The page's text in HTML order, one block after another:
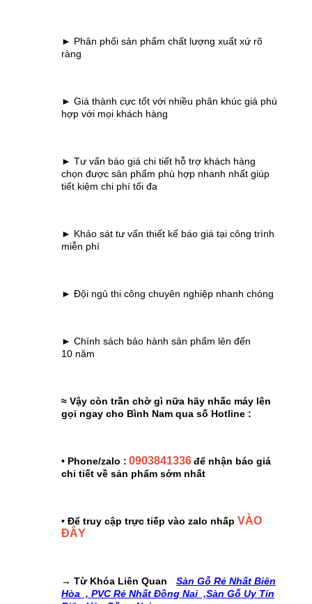
► Phân phối sản phẩm chất lượng xuất xứ rõ
ràng
► Giá thành cực tốt với nhiều phân khúc giá phù
hợp với mọi khách hàng
► Tư vấn báo giá chi tiết hỗ trợ khách hàng
chọn được sản phẩm phù hợp nhanh nhất giúp
tiết kiệm chi phí tối đa
► Khảo sát tư vấn thiết kế báo giá tại công trình
miễn phí
► Đội ngủ thi công chuyên nghiệp nhanh chóng
► Chính sách bảo hành sản phẩm lên đến
10 năm
≈ Vậy còn trần chờ gì nữa hãy nhấc máy lên
gọi ngay cho Bình Nam qua số Hotline :
• Phone/zalo : 0903841336để nhận báo giá
chi tiết về sản phẩm sớm nhất
• Để truy cập trực tiếp vào zalo nhấp VÀO
ĐÂY
→ Từ Khóa Liên Quan
Sàn Gỗ Rẻ Nhất Biên
Hòa , PVC Rẻ Nhất Đồng Nai ,Sàn Gỗ Uy Tín